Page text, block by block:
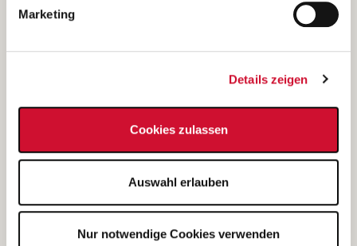
Marketing
Details zeigen
Cookies zulassen
Auswahl erlauben
Nur notwendige Cookies verwenden
Bewerbung als Altenpflegehelfer*in
Bewerbung als Erzieher*in
AWO Gliederungen nach Bundesland